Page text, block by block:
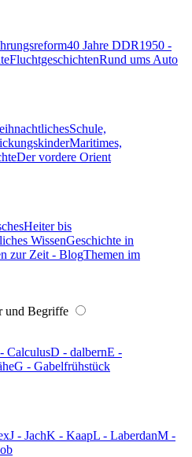
40 Jahre DDR1950 -
FluchtgeschichtenRund ums Auto
Schule,
Maritimes,
Der vordere Orient
Heiter bis
WissenGeschichte in
zur Zeit - BlogThemen im
und Begriffe
CalculusD - dalbernE -
G - Gabelfrühstück
J - JachK - KaapL - LaberdanM -